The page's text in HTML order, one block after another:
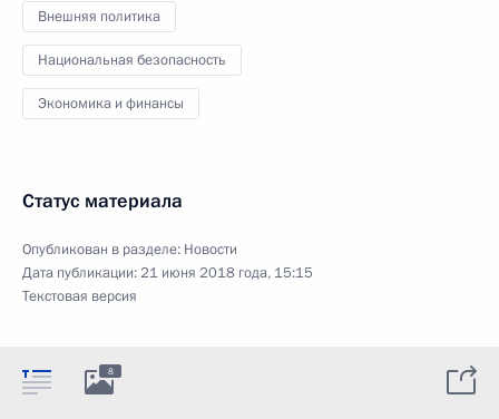
Внешняя политика
Национальная безопасность
Экономика и финансы
Статус материала
Опубликован в разделе: Новости
Дата публикации:21 июня 2018 года, 15:15
Текстовая версия
8